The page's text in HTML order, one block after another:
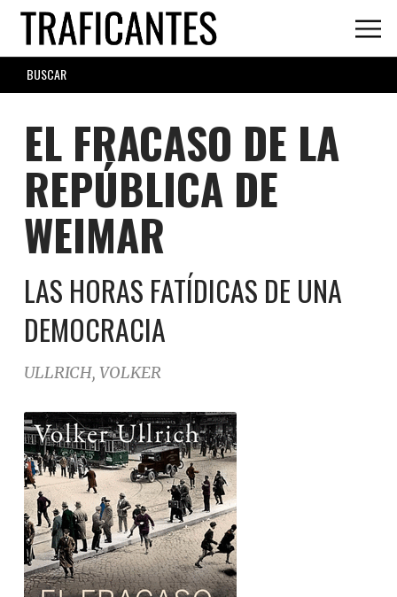
Skip
main
content
SEARCH
FORM
EL FRACASO DE LA
REPÚBLICA DE
WEIMAR
LAS HORAS FATÍDICAS DE UNA
DEMOCRACIA
ULLRICH, VOLKER